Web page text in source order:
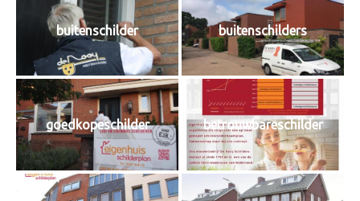
buitenschilder buitenschilders
goedkopeschilder betrouwbareschilder